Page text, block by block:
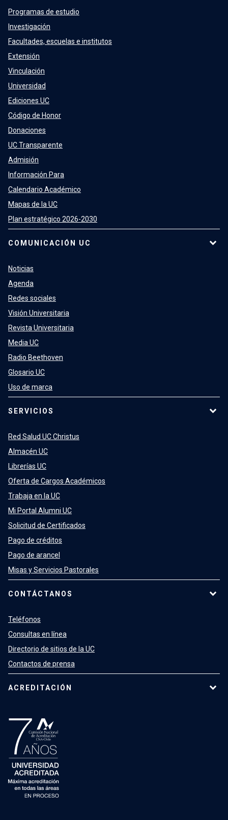
Programas de estudio
Investigación
Facultades, escuelas e institutos
Extensión
Vinculación
Universidad
Ediciones UC
Código de Honor
Donaciones
UC Transparente
Admisión
Información Para
Calendario Académico
Mapas de la UC
Plan estratégico 2026-2030
COMUNICACIÓN UC
Noticias
Agenda
Redes sociales
Visión Universitaria
Revista Universitaria
Media UC
Radio Beethoven
Glosario UC
Uso de marca
SERVICIOS
Red Salud UC Christus
Almacén UC
Librerías UC
Oferta de Cargos Académicos
Trabaja en la UC
Mi Portal Alumni UC
Solicitud de Certificados
Pago de créditos
Pago de arancel
Misas y Servicios Pastorales
CONTÁCTANOS
Teléfonos
Consultas en línea
Directorio de sitios de la UC
Contactos de prensa
ACREDITACIÓN